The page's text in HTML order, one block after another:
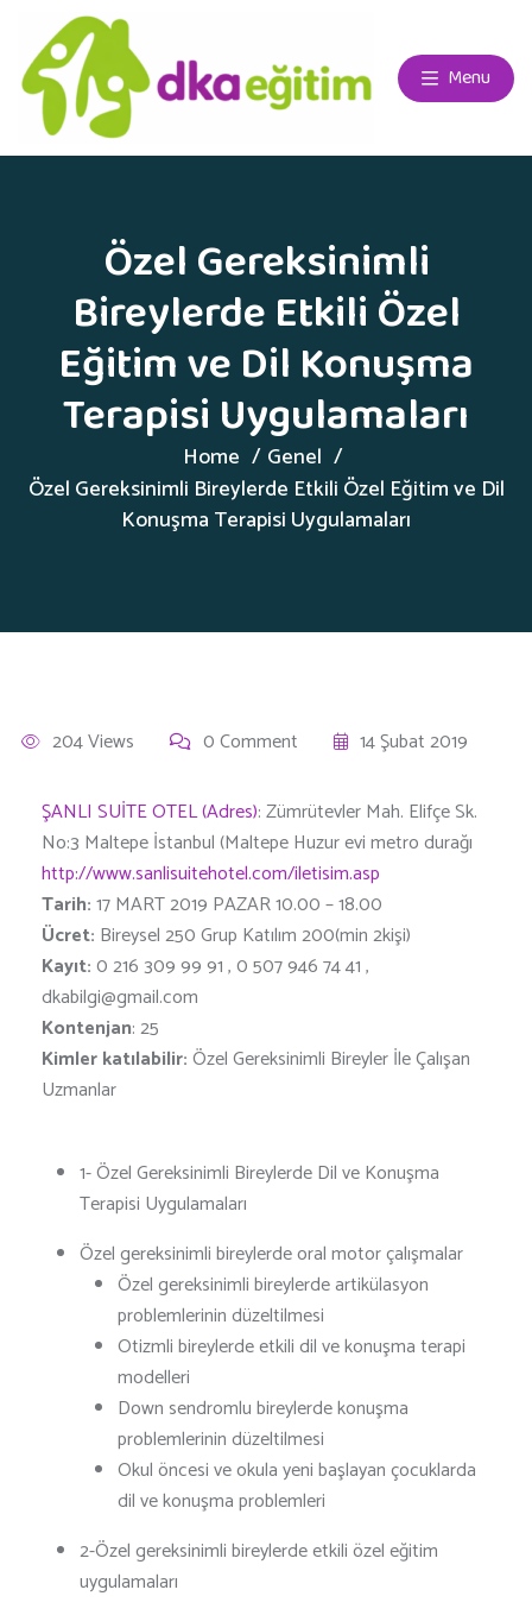
Menu
Özel Gereksinimli
Bireylerde Etkili Özel
Eğitim ve Dil Konuşma
Terapisi Uygulamaları
Home
Genel
Özel Gereksinimli Bireylerde Etkili Özel Eğitim ve Dil
Konuşma Terapisi Uygulamaları
204 Views 0 Comment 14 Şubat 2019
ŞANLI SUİTE OTEL (Adres): Zümrütevler Mah. Elifçe Sk.
No:3 Maltepe İstanbul (Maltepe Huzur evi metro durağı
http://www.sanlisuitehotel.com/iletisim.asp
Tarih:17 MART 2019 PAZAR 10.00 – 18.00
Ücret: Bireysel 250 Grup Katılım 200(min 2kişi)
Kayıt:0 216 309 99 91 , 0 507 946 74 41 ,
dkabilgi@gmail.com
Kontenjan: 25
Kimler katılabilir:Özel Gereksinimli Bireyler İle Çalışan
Uzmanlar
1- Özel Gereksinimli Bireylerde Dil ve Konuşma
Terapisi Uygulamaları
Özel gereksinimli bireylerde oral motor çalışmalar
Özel gereksinimli bireylerde artikülasyon
problemlerinin düzeltilmesi
Otizmli bireylerde etkili dil ve konuşma terapi
modelleri
Down sendromlu bireylerde konuşma
problemlerinin düzeltilmesi
Okul öncesi ve okula yeni başlayan çocuklarda
dil ve konuşma problemleri
2-Özel gereksinimli bireylerde etkili özel eğitim
uygulamaları